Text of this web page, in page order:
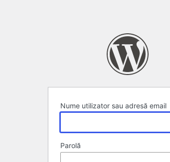
Nume utilizator sau adresă email
Parolă